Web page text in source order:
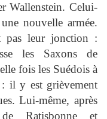
Wallenstein. Celui-
nouvelle armée.
pas leur jonction :
les Saxons de
fois les Suédois à
il y est grièvement
Lui-même, après
Ratisbonne et